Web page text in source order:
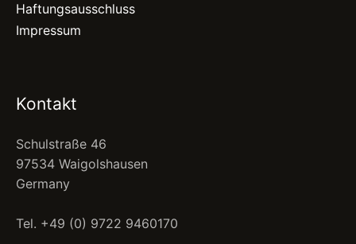
Haftungsausschluss
Impressum
Kontakt
Schulstraße 46
97534 Waigolshausen
Germany
Tel. +49 (0) 9722 9460170